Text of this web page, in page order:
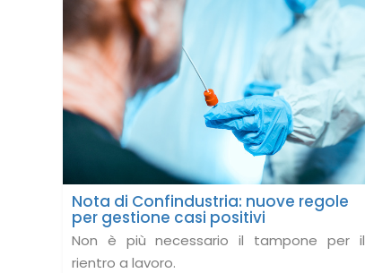
Nota di Confindustria: nuove regole
per gestione casi positivi
Non è più necessario il tampone per il
rientro a lavoro.